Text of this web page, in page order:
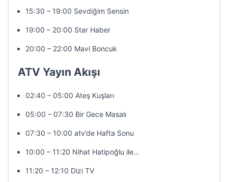
15:30 – 19:00 Sevdiğim Sensin
19:00 – 20:00 Star Haber
20:00 – 22:00 Mavi Boncuk
ATV Yayın Akışı
02:40 – 05:00 Ateş Kuşları
05:00 – 07:30 Bir Gece Masalı
07:30 – 10:00 atv’de Hafta Sonu
10:00 – 11:20 Nihat Hatipoğlu ile…
11:20 – 12:10 Dizi TV